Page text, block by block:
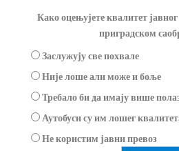
Како оцењујете квалитет
приградском
Заслужују све похвале
Није лоше али може и боље
Требало би да имају више
Аутобуси су им лошег
Не користим јавни превоз